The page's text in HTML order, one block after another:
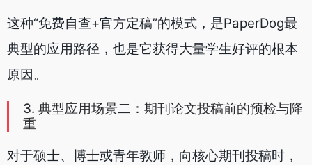
这种“免费自查+官方定稿”的模式，是PaperDog最
典型的应用路径，也是它获得大量学生好评的根本
原因。
3. 典型应用场景二：期刊论文投稿前的预检与降
重
对于硕士、博士或青年教师，向核心期刊投稿时，